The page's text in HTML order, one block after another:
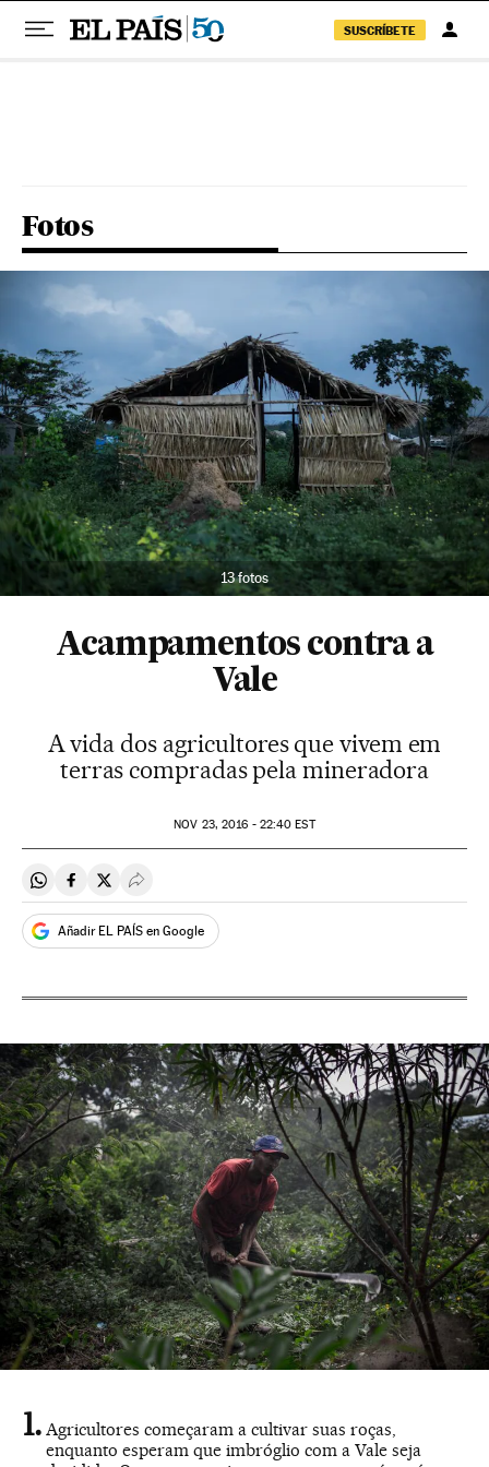
SUSCRÍBETE
Fotos
13 fotos
Acampamentos contra a
Vale
A vida dos agricultores que vivem em
terras compradas pela mineradora
NOV 23, 2016 - 22:40 EST
Compartir en Whatsapp
Compartir en Facebook
Compartir en Twitter
Desplegar Redes Sociales
Añadir EL PAÍS en Google
Agricultores começaram a cultivar suas roças,
enquanto esperam que imbróglio com a Vale seja